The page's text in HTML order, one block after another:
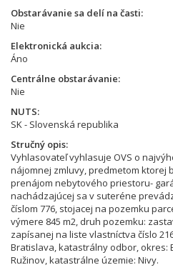
Obstarávanie sa delí na časti
Nie
Elektronická aukcia
Áno
Centrálne obstarávanie
Nie
NUTS
SK - Slovenská republika
Stručný opis
Vyhlasovateľ vyhlasuje OVS o
nájomnej zmluvy, predmetom ktorej
prenájom nebytového priestoru-
nachádzajúcej sa v suteréne
číslom 776, stojacej na pozemku
výmere 845 m2, druh pozemku:
zapísanej na liste vlastníctva číslo
Bratislava, katastrálny odbor, okres:
Ružinov, katastrálne územie: Nivy.